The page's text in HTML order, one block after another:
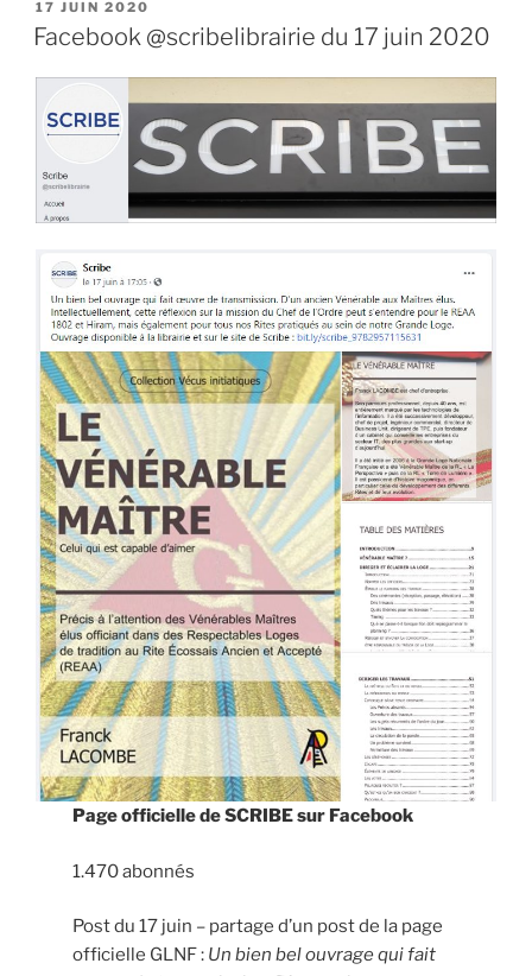
PUBLIÉ
LE
17 JUIN 2020
Facebook @scribelibrairie du 17 juin 2020
Page officielle de SCRIBE sur Facebook
1.470 abonnés
Post du 17 juin – partage d’un post de la page
officielle GLNF : Un bien bel ouvrage qui fait